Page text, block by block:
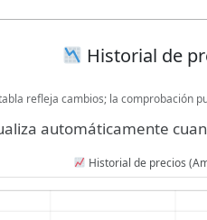
Historial de
refleja cambios; la comprobación
automáticamente
Historial de precios